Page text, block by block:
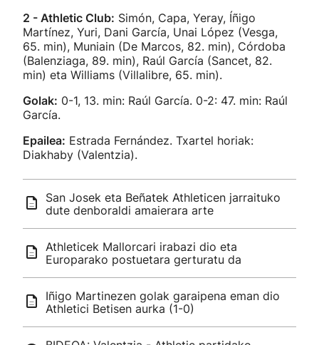
2 - Athletic Club: Simón, Capa, Yeray, Íñigo
Martínez, Yuri, Dani García, Unai López (Vesga,
65. min), Muniain (De Marcos, 82. min), Córdoba
(Balenziaga, 89. min), Raúl García (Sancet, 82.
min) eta Williams (Villalibre, 65. min).
Golak: 0-1, 13. min: Raúl García. 0-2: 47. min: Raúl
García.
Epailea: Estrada Fernández. Txartel horiak:
Diakhaby (Valentzia).
San Josek eta Beñatek Athleticen jarraituko
dute denboraldi amaierara arte
Athleticek Mallorcari irabazi dio eta
Europarako postuetara gerturatu da
Iñigo Martinezen golak garaipena eman dio
Athletici Betisen aurka (1-0)